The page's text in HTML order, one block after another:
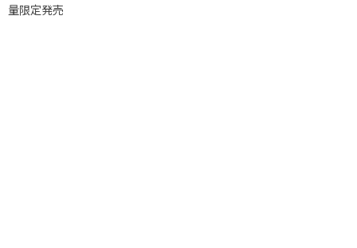
量限定発売